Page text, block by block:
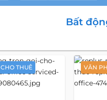
Bất
CHO THUÊ VĂN